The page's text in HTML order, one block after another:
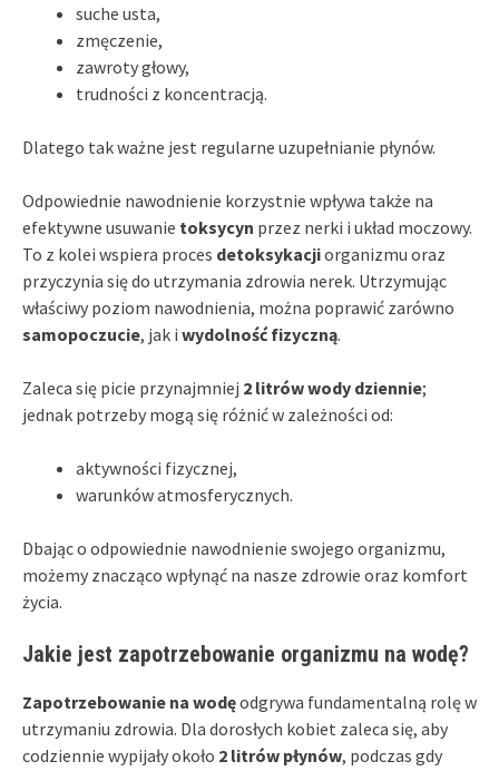
suche usta,
zmęczenie,
zawroty głowy,
trudności z koncentracją.
Dlatego tak ważne jest regularne uzupełnianie płynów.
Odpowiednie nawodnienie korzystnie wpływa także na
efektywne usuwanie toksycyn przez nerki i układ moczowy.
To z kolei wspiera proces detoksykacjiorganizmu oraz
przyczynia się do utrzymania zdrowia nerek. Utrzymując
właściwy poziom nawodnienia, można poprawić zarówno
samopoczucie, jak i wydolność fizyczną.
Zaleca się picie przynajmniej 2 litrów wody dziennie;
jednak potrzeby mogą się różnić w zależności od:
aktywności fizycznej,
warunków atmosferycznych.
Dbając o odpowiednie nawodnienie swojego organizmu,
możemy znacząco wpłynąć na nasze zdrowie oraz komfort
życia.
Jakie jest zapotrzebowanie organizmu na wodę?
Zapotrzebowanie na wodęodgrywa fundamentalną rolę w
utrzymaniu zdrowia. Dla dorosłych kobiet zaleca się, aby
codziennie wypijały około 2 litrów płynów, podczas gdy